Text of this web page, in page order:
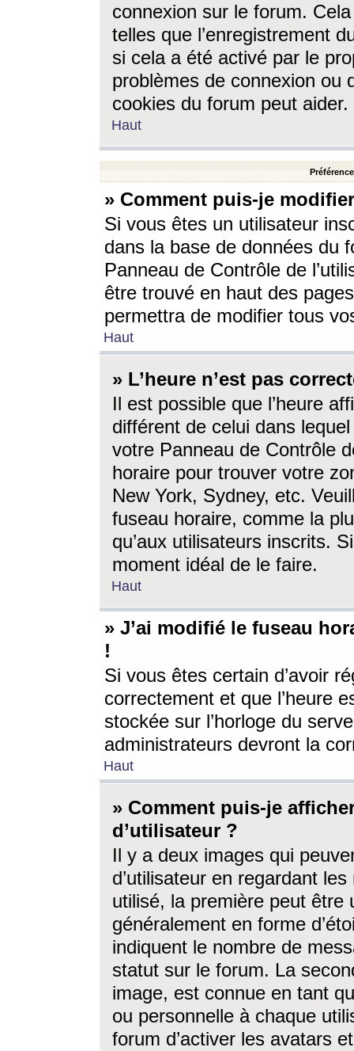
connexion sur le forum.
telles que l’enregistrement
si cela a été activé par le
problèmes de connexion ou
cookies du forum peut aider.
Haut
» Comment puis-je
Si vous êtes un utilisateur
dans la base de données du
Panneau de Contrôle de
être trouvé en haut des
permettra de modifier tous
Haut
» L’heure n’est pas
Il est possible que l’heure
différent de celui dans
votre Panneau de Contrôle
horaire pour trouver votre
New York, Sydney, etc.
fuseau horaire, comme la
qu’aux utilisateurs inscrits.
moment idéal de le faire.
Haut
» J’ai modifié le fuseau
!
Si vous êtes certain d’avoir
correctement et que l’heure
stockée sur l’horloge du
administrateurs devront la
Haut
» Comment puis-je
d’utilisateur ?
Il y a deux images qui
d’utilisateur en regardant
utilisé, la première peut être
généralement en forme
indiquent le nombre de
statut sur le forum. La
image, est connue en tant
ou personnelle à chaque
forum d’activer les avatars